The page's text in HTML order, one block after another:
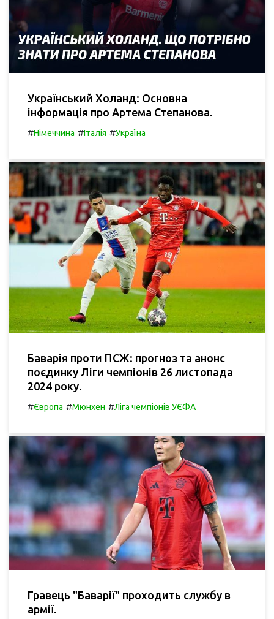
Український Холанд: Основна
інформація про Артема Степанова.
#Німеччина #Італія #Україна
Баварія проти ПСЖ: прогноз та анонс
поєдинку Ліги чемпіонів 26 листопада
2024 року.
#Європа #Мюнхен #Ліга чемпіонів УЄФА
Гравець "Баварії" проходить службу в
армії.